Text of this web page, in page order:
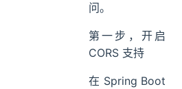
问。
第一步，开启
CORS 支持
在 Spring Boot